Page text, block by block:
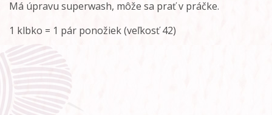
Má úpravu superwash, môže sa prať v práčke.
1 klbko = 1 pár ponožiek (veľkosť 42)